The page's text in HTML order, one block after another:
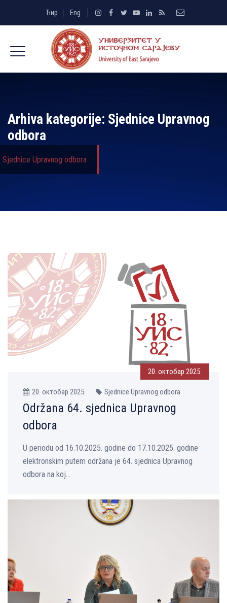
Ћир Eng
Arhiva kategorije: Sjednice Upravnog
odbora
Sjednice Upravnog odbora
20. октобар 2025.
20. октобар 2025. Sjednice Upravnog odbora
Održana 64. sjednica Upravnog
odbora
U periodu od 16.10.2025. godine do 17.10.2025. godine
elektronskim putem održana je 64. sjednica Upravnog
odbora na koj...